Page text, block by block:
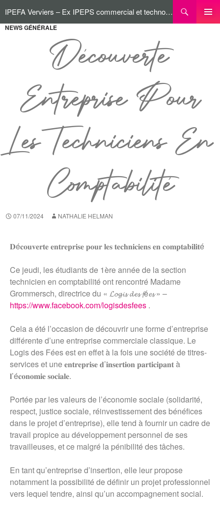
IPEFA Verviers – Ex IPEPS commercial et technologique
NEWS GÉNÉRALE
Découverte
Entreprise Pour
Les Techniciens En
Comptabilité
07/11/2024 NATHALIE HELMAN
𝐃é𝐜𝐨𝐮𝐯𝐞𝐫𝐭𝐞 𝐞𝐧𝐭𝐫𝐞𝐩𝐫𝐢𝐬𝐞 𝐩𝐨𝐮𝐫 𝐥𝐞𝐬 𝐭𝐞𝐜𝐡𝐧𝐢𝐜𝐢𝐞𝐧𝐬 𝐞𝐧 𝐜𝐨𝐦𝐩𝐭𝐚𝐛𝐢𝐥𝐢𝐭é
Ce jeudi, les étudiants de 1ère année de la section
technicien en comptabilité ont rencontré Madame
Grommersch, directrice du « 𝓛𝓸𝓰𝓲𝓼 𝓭𝓮𝓼 𝓯é𝓮𝓼 » –
https://www.facebook.com/logisdesfees .
Cela a été l’occasion de découvrir une forme d’entreprise
différente d’une entreprise commerciale classique. Le
Logis des Fées est en effet à la fois une société de titres-
services et une 𝐞𝐧𝐭𝐫𝐞𝐩𝐫𝐢𝐬𝐞 𝐝’𝐢𝐧𝐬𝐞𝐫𝐭𝐢𝐨𝐧 𝐩𝐚𝐫𝐭𝐢𝐜𝐢𝐩𝐚𝐧𝐭 à
𝐥’é𝐜𝐨𝐧𝐨𝐦𝐢𝐞 𝐬𝐨𝐜𝐢𝐚𝐥𝐞.
Portée par les valeurs de l’économie sociale (solidarité,
respect, justice sociale, réinvestissement des bénéfices
dans le projet d’entreprise), elle tend à fournir un cadre de
travail propice au développement personnel de ses
travailleuses, et ce malgré la pénibilité des tâches.
En tant qu’entreprise d’insertion, elle leur propose
notamment la possibilité de définir un projet professionnel
vers lequel tendre, ainsi qu’un accompagnement social.